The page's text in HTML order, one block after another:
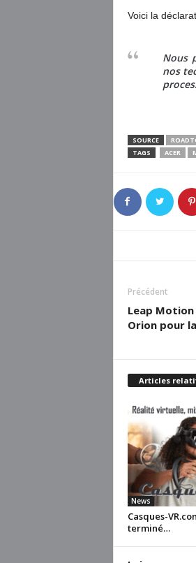
Voici la
Nous
nos
SOURCE
TAGS
ACER
Précédent
Leap
Orion pour
Articles
News
Casques-
terminé…